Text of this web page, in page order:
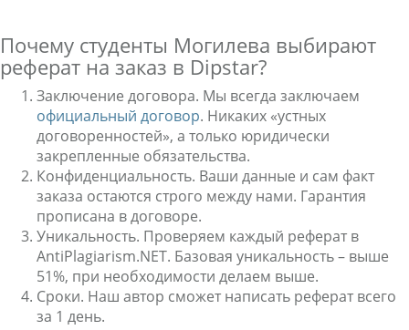
Почему студенты Могилева выбирают
реферат на заказ в Dipstar?
Заключение договора. Мы всегда заключаем
официальный договор. Никаких «устных
договоренностей», а только юридически
закрепленные обязательства.
Конфиденциальность. Ваши данные и сам факт
заказа остаются строго между нами. Гарантия
прописана в договоре.
Уникальность. Проверяем каждый реферат в
AntiPlagiarism.NET. Базовая уникальность – выше
51%, при необходимости делаем выше.
Сроки. Наш автор сможет написать реферат всего
за 1 день.